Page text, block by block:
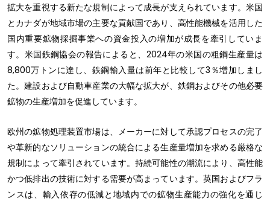
拡大を重視する新たな規制によって成長が支えられています。米国
とカナダが地域市場の主要な貢献国であり、高性能機械を活用した
国内重要鉱物採掘事業への資金投入の増加が成長を牽引していま
す。米国鉄鋼協会の報告によると、2024年の米国の粗鋼生産量は
8,800万トンに達し、鉄鋼輸入量は前年と比較して3％増加しまし
た。建設および自動車産業の大幅な拡大が、鉄鋼およびその他必要
鉱物の生産増加を促進しています。
欧州の鉱物処理装置市場は、メーカーに対して承認プロセスの完了
や革新的なソリューションの統合による生産量増加を求める厳格な
規制によって牽引されています。持続可能性の潮流により、高性能
かつ低排出の技術に対する需要が高まっています。英国およびフラ
ンスは、輸入依存の低減と地域内での鉱物生産能力の強化を通じ